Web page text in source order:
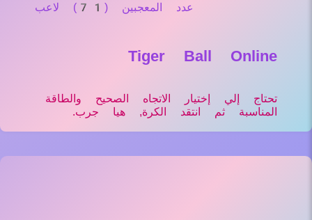
عدد المعجبين (71) لاعب
Tiger Ball Online
تحتاج إلي إختيار الاتجاه الصحيح والطاقة
المناسبة ثم انتقد الكرة, هيا جرب.